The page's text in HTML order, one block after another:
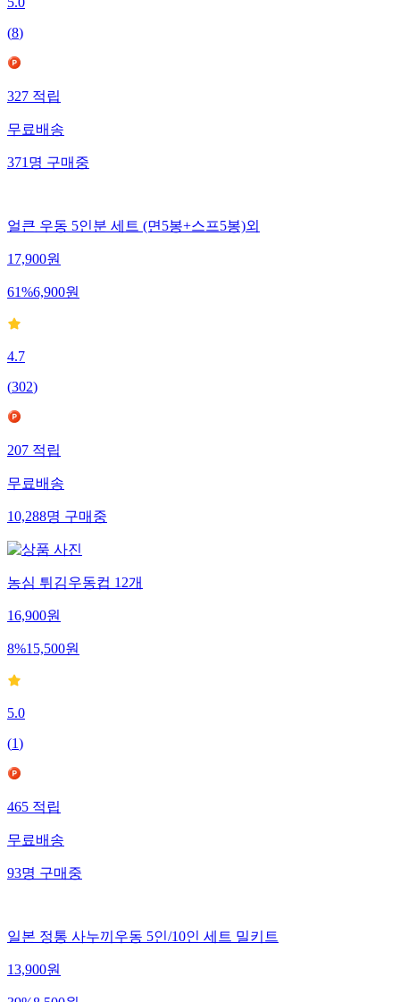
5.0
(8)
327적립
무료배송
371명구매중
얼큰 우동 5인분 세트 (면5봉+스프5봉)외
17,900원
61%6,900원
4.7
(302)
207적립
무료배송
10,288명구매중
농심 튀김우동컵 12개
16,900원
8%15,500원
5.0
(1)
465적립
무료배송
93명구매중
일본 정통 사누끼우동 5인/10인 세트 밀키트
13,900원